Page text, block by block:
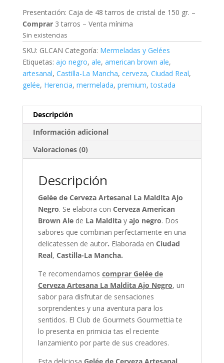
Presentación: Caja de 48 tarros de cristal de 150 gr. –
Comprar3 tarros – Venta mínima
Sin existencias
SKU: GLCAN Categoría: Mermeladas y Gelées
Etiquetas: ajo negro, ale, american brown ale,
artesanal, Castilla-La Mancha, cerveza, Ciudad Real,
gelée, Herencia, mermelada, premium,tostada
Descripción
Información adicional
Valoraciones (0)
Descripción
Gelée de Cerveza Artesanal La Maldita Ajo
Negro. Se elabora con Cerveza American
Brown Alede La Maldita yajo negro. Dos
sabores que combinan perfectamente en una
delicatessen de autor. Elaborada en Ciudad
Real, Castilla-La Mancha.
Te recomendamos comprar Gelée de
Cerveza Artesana La Maldita Ajo Negro, un
sabor para disfrutar de sensaciones
sorprendentes y una aventura para los
sentidos. El Club de Gourmets Gourmettia te
lo presenta en primicia tas el reciente
lanzamiento por parte de sus creadores.